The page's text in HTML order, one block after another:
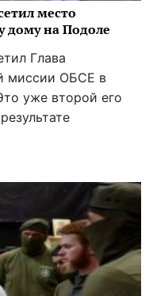
место
дому на Подоле
Глава
миссии ОБСЕ в
уже второй его